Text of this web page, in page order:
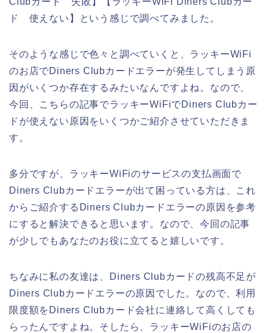
ド 使えない】という感じで調べてみました。
そのような感じで色々と調べていくと、ラッキーWiFi
のお店でDiners Clubカードエラーが発生してしまう原
因がいくつか存在するみたいなんですよね。なので、
今回、こちらの記事でラッキーWiFiでDiners Clubカー
ドが使えない原因をいくつかご紹介させていただきま
す。
多分ですが、ラッキーWiFiのサービスの支払画面で
Diners Clubカードエラーが出て困っている方は、これ
からご紹介するDiners Clubカードエラーの原因を参考
にすると解決できると思います。なので、今回の記事
が少しでもあなたのお役に立てると嬉しいです。
ちなみに私の友達は、Diners Clubカードの残高不足が
Diners Clubカードエラーの原因でした。なので、利用
限度額をDiners Clubカード会社に連絡して高くしても
らったんですよね。そしたら、ラッキーWiFiのお店の